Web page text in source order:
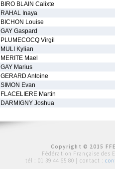
BIRO BLAIN Calixte
RAHAL Inaya
BICHON Louise
GAY Gaspard
PLUMECOCQ Virgil
MULI Kylian
MERITE Mael
GAY Marius
GERARD Antoine
SIMON Evan
FLACELIERE Martin
DARMIGNY Joshua
Copyright © 2015
Fédération Française des
tél : 01 39 44 65 80 | contact :